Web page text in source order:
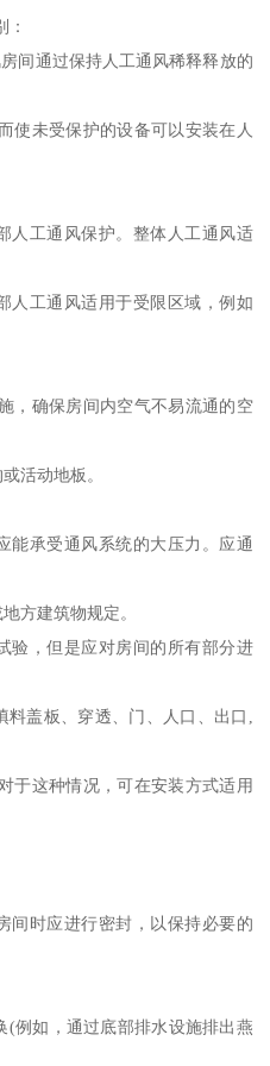
：
间通过保持人工通风稀释释放的
使未受保护的设备可以安装在人
人工通风保护。整体人工通风适
人工通风适用于受限区域，例如
，确保房间内空气不易流通的空
活动地板。
能承受通风系统的大压力。应通
方建筑物规定。
验，但是应对房间的所有部分进
盖板、穿透、门、人口、出口,
于这种情况，可在安装方式适用
间时应进行密封，以保持必要的
(例如，通过底部排水设施排出燕